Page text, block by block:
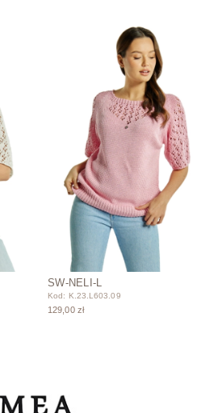
SW-NELI-L
Kod: K.23.L603.09
129,00 zł